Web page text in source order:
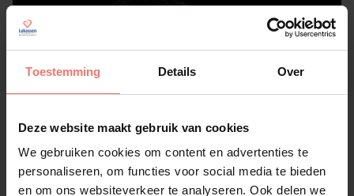
Toestemming Details Over
Deze website maakt gebruik van cookies
We gebruiken cookies om content en advertenties te
personaliseren, om functies voor social media te bieden
en om ons websiteverkeer te analyseren. Ook delen we